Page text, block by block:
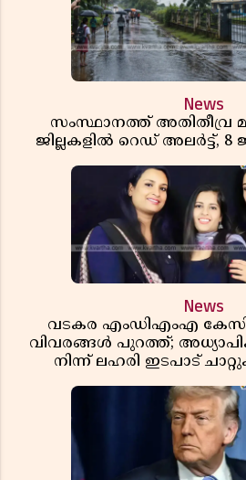
News
സംസ്ഥാനത്ത് അതിതീവ്ര മഴ
ജില്ലകളിൽ റെഡ് അലർട്ട്, 8
News
വടകര എംഡിഎംഎ
വിവരങ്ങൾ പുറത്ത്;
നിന്ന് ലഹരി ഇടപാട്